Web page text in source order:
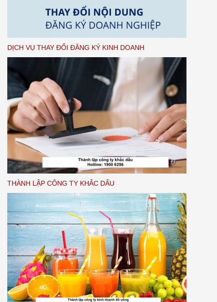
DỊCH VỤ THAY ĐỔI ĐĂNG KÝ KINH DOANH
THÀNH LẬP CÔNG TY KHẮC DẤU